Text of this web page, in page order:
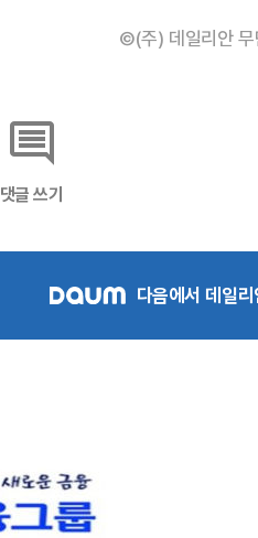
©(주) 데일리안 무
댓글 쓰기
다음에서 데일